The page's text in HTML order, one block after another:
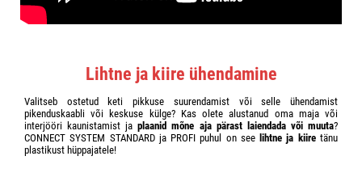
Lihtne ja kiire ühendamine
Valitseb ostetud keti pikkuse suurendamist või selle ühendamist
pikenduskaabli või keskuse külge? Kas olete alustanud oma maja või
interjööri kaunistamist japlaanid mõne aja pärast laiendada või muuta?
CONNECT SYSTEM STANDARD ja PROFI puhul on seelihtne ja kiiretänu
plastikust hüppajatele!